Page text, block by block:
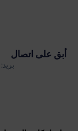
أبق على اتصال
بريد: info@oren-playground.co.il